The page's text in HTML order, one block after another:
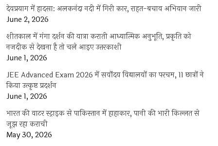
देवप्रयाग में हादसा: अलकनंदा नदी में गिरी कार, राहत-बचाव अभियान जारी
June 2, 2026
शीतकाल में गंगा दर्शन की यात्रा कराती आध्यात्मिक अनुभूति, प्रकृति को
नजदीक से देखना है तो चले आइए उत्तरकाशी
June 1, 2026
JEE Advanced Exam 2026 में सर्वोदय विद्यालयों का परचम, 11 छात्रों ने
किया उत्कृष्ट प्रदर्शन
June 1, 2026
भारत की वाटर स्ट्राइक से पाकिस्तान में हाहाकार, पानी की भारी किल्लत से
जूझ रहा कराची
May 30, 2026